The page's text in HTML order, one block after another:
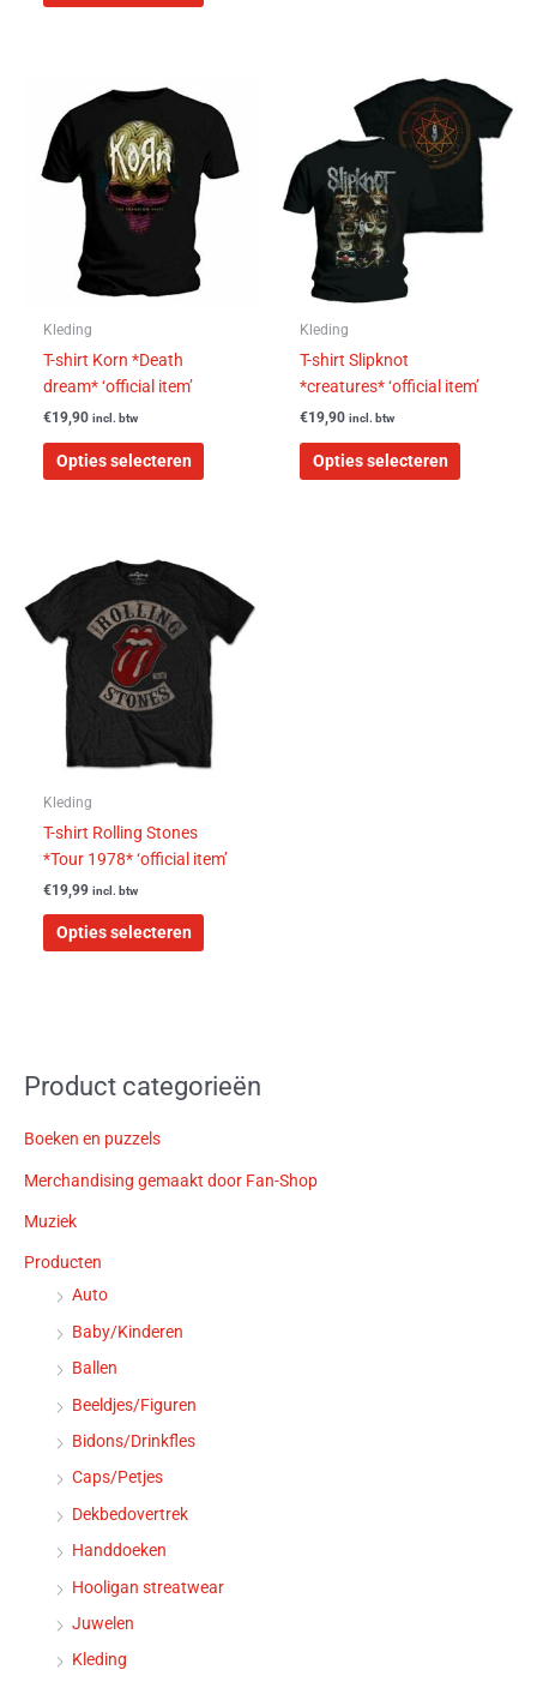
Kleding
T-shirt Korn *Death
dream* ‘official item’
€19,90 incl. btw
Opties selecteren
product
heeft
meerdere
Kleding
T-shirt Slipknot
*creatures* ‘official item’
€19,90 incl. btw
Opties selecteren
Dit
product
heeft
variaties.
Deze
de
Kleding
T-shirt Rolling Stones
*Tour 1978* ‘official item’
€19,99 incl. btw
Opties selecteren
product
meerdere
variaties.
Deze
optie
kan
gekozen
Product categorieën
Boeken en puzzels
Merchandising gemaakt door Fan-Shop
Muziek
Producten
Auto
Baby/Kinderen
Ballen
Beeldjes/Figuren
Bidons/Drinkfles
Caps/Petjes
Dekbedovertrek
Handdoeken
Hooligan streatwear
Juwelen
Kleding